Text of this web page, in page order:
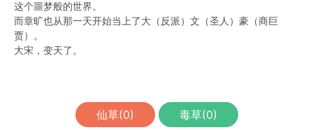
这个噩梦般的世界。
而章旷也从那一天开始当上了大（反派）文（圣人）豪（商巨
贾）。
大宋，变天了。
仙草(0) 毒草(0)